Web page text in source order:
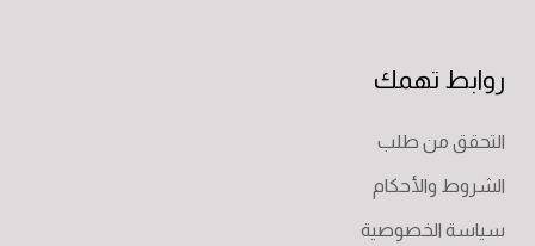
روابط تهمك
التحقق من طلب
الشروط والأحكام
سياسة الخصوصية